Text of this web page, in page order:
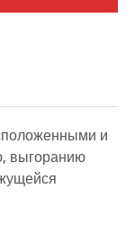
и
выгоранию